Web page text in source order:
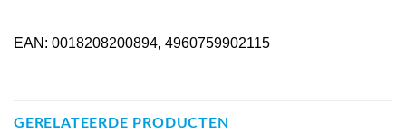
EAN: 0018208200894, 4960759902115
GERELATEERDE PRODUCTEN